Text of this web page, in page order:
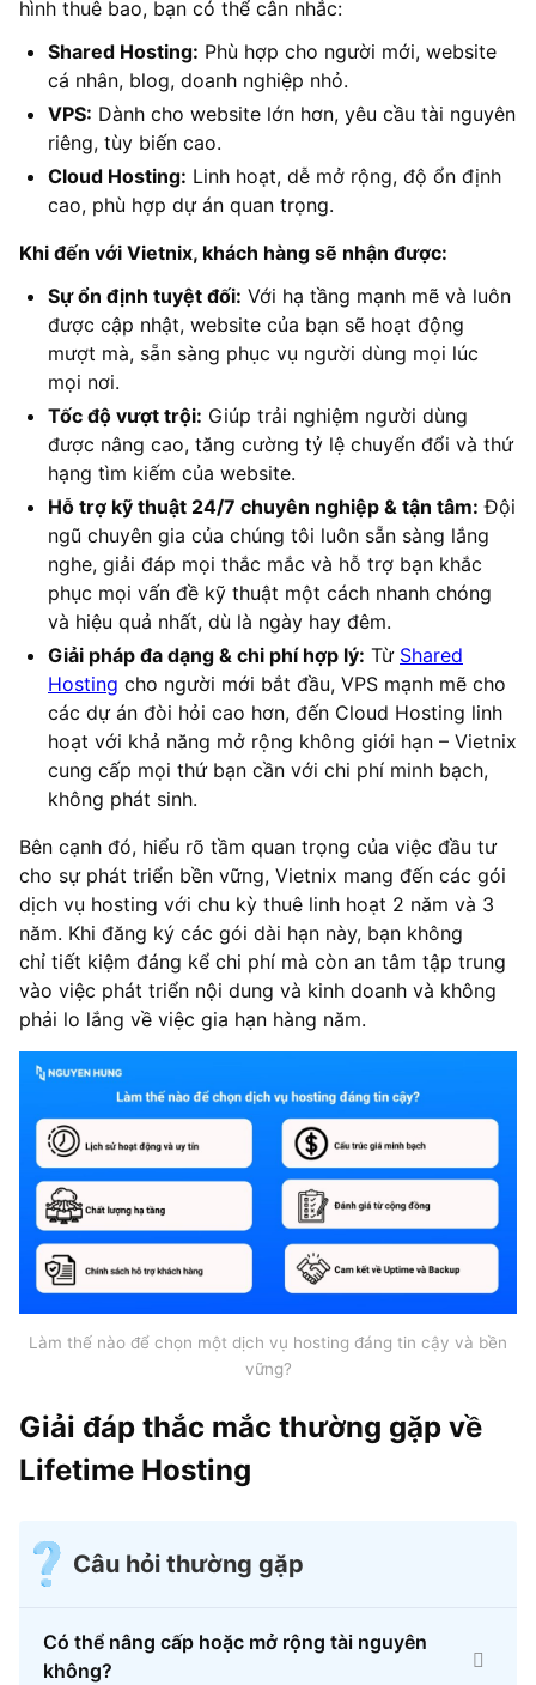
hình thuê bao, bạn có thể cân nhắc:
Shared Hosting: Phù hợp cho người mới, website
cá nhân, blog, doanh nghiệp nhỏ.
VPS: Dành cho website lớn hơn, yêu cầu tài nguyên
riêng, tùy biến cao.
Cloud Hosting: Linh hoạt, dễ mở rộng, độ ổn định
cao, phù hợp dự án quan trọng.
Khi đến với Vietnix, khách hàng sẽ nhận được:
Sự ổn định tuyệt đối: Với hạ tầng mạnh mẽ và luôn
được cập nhật, website của bạn sẽ hoạt động
mượt mà, sẵn sàng phục vụ người dùng mọi lúc
mọi nơi.
Tốc độ vượt trội: Giúp trải nghiệm người dùng
được nâng cao, tăng cường tỷ lệ chuyển đổi và thứ
hạng tìm kiếm của website.
Hỗ trợ kỹ thuật 24/7 chuyên nghiệp & tận tâm: Đội
ngũ chuyên gia của chúng tôi luôn sẵn sàng lắng
nghe, giải đáp mọi thắc mắc và hỗ trợ bạn khắc
phục mọi vấn đề kỹ thuật một cách nhanh chóng
và hiệu quả nhất, dù là ngày hay đêm.
Giải pháp đa dạng & chi phí hợp lý: Từ Shared
Hosting cho người mới bắt đầu, VPS mạnh mẽ cho
các dự án đòi hỏi cao hơn, đến Cloud Hosting linh
hoạt với khả năng mở rộng không giới hạn – Vietnix
cung cấp mọi thứ bạn cần với chi phí minh bạch,
không phát sinh.
Bên cạnh đó, hiểu rõ tầm quan trọng của việc đầu tư
cho sự phát triển bền vững, Vietnix mang đến các gói
dịch vụ hosting với chu kỳ thuê linh hoạt 2 năm và 3
năm. Khi đăng ký các gói dài hạn này, bạn không
chỉ tiết kiệm đáng kể chi phí mà còn an tâm tập trung
vào việc phát triển nội dung và kinh doanh và không
phải lo lắng về việc gia hạn hàng năm.
Làm thế nào để chọn một dịch vụ hosting đáng tin cậy và bền
vững?
Giải đáp thắc mắc thường gặp về
Lifetime Hosting
Câu hỏi thường gặp
Có thể nâng cấp hoặc mở rộng tài nguyên
không?